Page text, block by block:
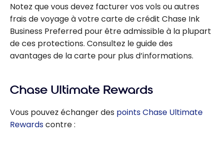
Notez que vous devez facturer vos vols ou autres
frais de voyage à votre carte de crédit Chase Ink
Business Preferred pour être admissible à la plupart
de ces protections. Consultez le guide des
avantages de la carte pour plus d’informations.
Chase Ultimate Rewards
Vous pouvez échanger des points Chase Ultimate
Rewardscontre :